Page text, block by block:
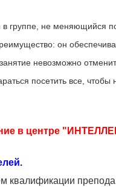
в группе, не меняющийся
он
невозможно
посетить все, чтобы
в центре
квалификации